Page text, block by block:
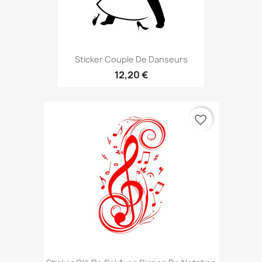
Sticker Couple De Danseurs
12,20 €
favorite_border